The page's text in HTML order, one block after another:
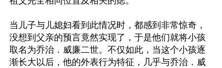
当儿子与儿媳妇看到此情况时，都感到非常惊奇，
没想到父亲的预言竟然实现了，于是他们就将小孩
取名为乔治．威廉二世。不仅如此，当这个小孩逐
渐长大以后，他的外表行为特征，几乎与乔治．威